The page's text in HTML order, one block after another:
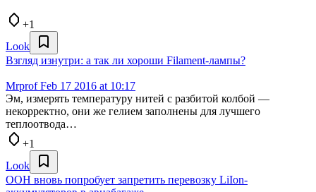
+1
Look
Взгляд изнутри: а так ли хороши Filament-лампы?
MrprofFeb 17 2016 at 10:17
Эм, измерять температуру нитей с разбитой колбой —
некорректно, они же гелием заполнены для лучшего
теплоотвода…
+1
Look
ООН вновь попробует запретить перевозку LiIon-